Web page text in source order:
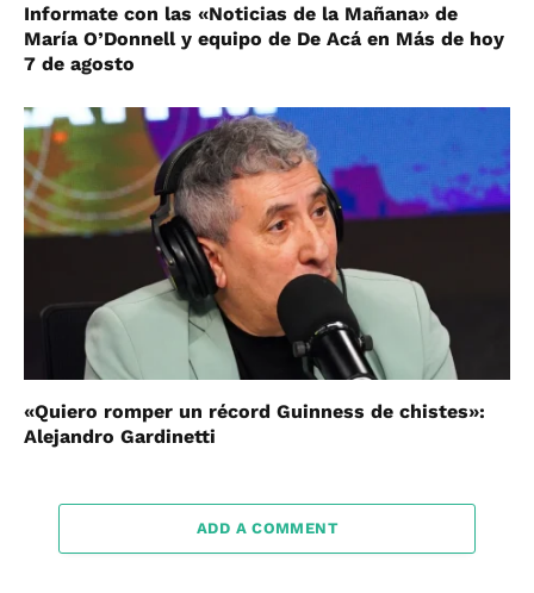
Informate con las «Noticias de la Mañana» de
María O’Donnell y equipo de De Acá en Más de hoy
7 de agosto
«Quiero romper un récord Guinness de chistes»:
Alejandro Gardinetti
ADD A COMMENT